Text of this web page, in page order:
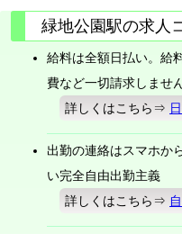
緑地公園駅の求人
給料は全額日払い。給
費など一切請求しませ
詳しくはこちら⇒
出勤の連絡はスマホか
い完全自由出勤主義
詳しくはこちら⇒